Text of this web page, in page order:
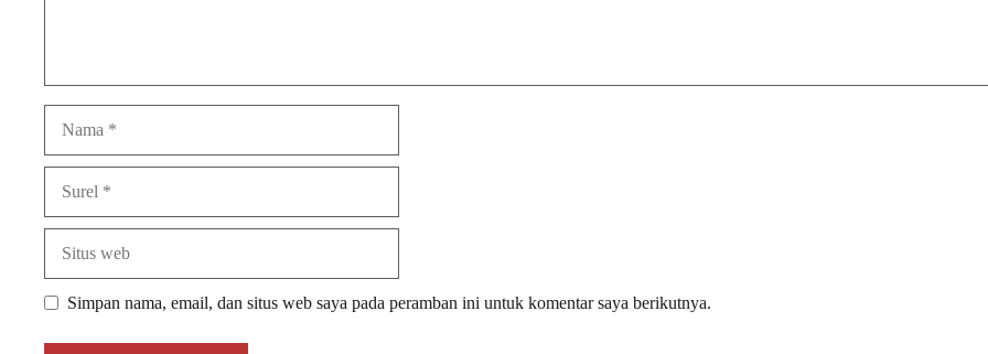
Simpan nama, email, dan situs web saya pada peramban ini untuk komentar saya berikutnya.